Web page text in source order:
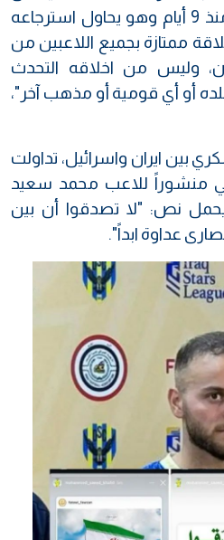
"حسابه تعرض للاختراق منذ 9 أيام وهو يحاول استرجاعه
ممتازة بجميع اللاعبين من
وليس من اخلاقه التحدث
أو أي قومية أو مذهب آخر"،
بين ايران واسرائيل، تداولت
منشوراً للاعب محمد سعيد
نص: "لا تصدقوا أن بين
عداوة ابداً".